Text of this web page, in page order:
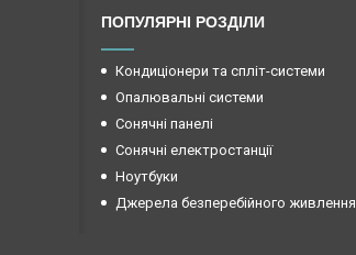
ПОПУЛЯРНІ РОЗДІЛИ
Кондиціонери та спліт-системи
Опалювальні системи
Сонячні панелі
Сонячні електростанції
Ноутбуки
Джерела безперебійного живлення